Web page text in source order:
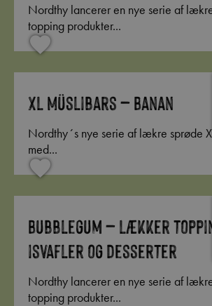
Nordthy lancerer en nye serie af lækre, spændende
topping produkter...
XL Müslibars – Banan
Nordthy´s nye serie af lækre sprøde XL müsli bars
med...
Bubblegum – Lækker
isvafler og desserter
Nordthy lancerer en nye serie af lækre, spændende
topping produkter...